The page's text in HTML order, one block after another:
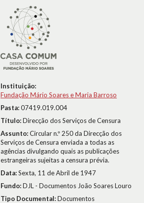
Instituição:
Fundação Mário Soares e Maria Barroso
Pasta:07419.019.004
Título:Direcção dos Serviços de Censura
Assunto:Circular n.º 250 da Direcção dos
Serviços de Censura enviada a todas as
agências divulgando quais as publicações
estrangeiras sujeitas a censura prévia.
Data:Sexta, 11 de Abril de 1947
Fundo:DJL - Documentos João Soares Louro
Tipo Documental:Documentos